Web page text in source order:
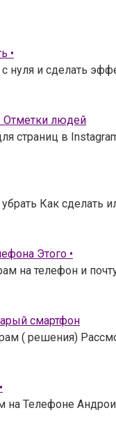
•
нуля и сделать
Отметки людей
страниц в
Как сделать
Этого •
на телефон и
смартфон
( решения)
Телефоне